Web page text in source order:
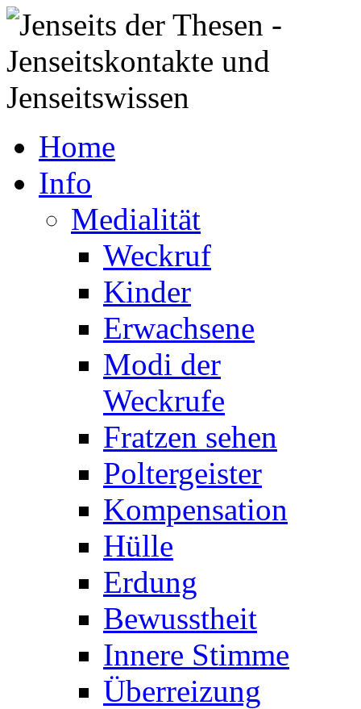
Home
Info
Medialität
Weckruf
Kinder
Erwachsene
Modi der
Weckrufe
Fratzen sehen
Poltergeister
Kompensation
Hülle
Erdung
Bewusstheit
Innere Stimme
Überreizung